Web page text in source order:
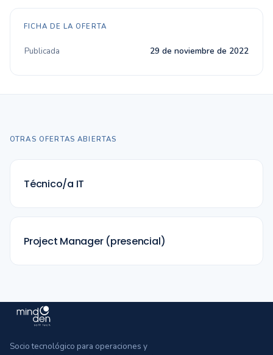
FICHA DE LA OFERTA
Publicada 29 de noviembre de 2022
OTRAS OFERTAS ABIERTAS
Técnico/a IT
Project Manager (presencial)
Socio tecnológico para operaciones y